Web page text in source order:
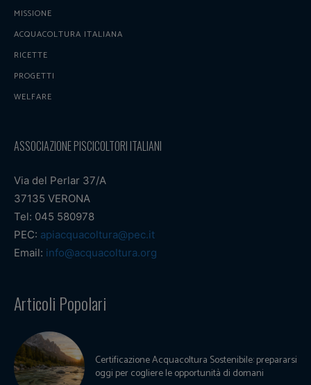
MISSIONE
ACQUACOLTURA ITALIANA
RICETTE
PROGETTI
WELFARE
ASSOCIAZIONE PISCICOLTORI ITALIANI
Via del Perlar 37/A
37135 VERONA
Tel: 045 580978
PEC: apiacquacoltura@pec.it
Email: info@acquacoltura.org
Articoli Popolari
Certificazione Acquacoltura Sostenibile: prepararsi
oggi per cogliere le opportunità di domani